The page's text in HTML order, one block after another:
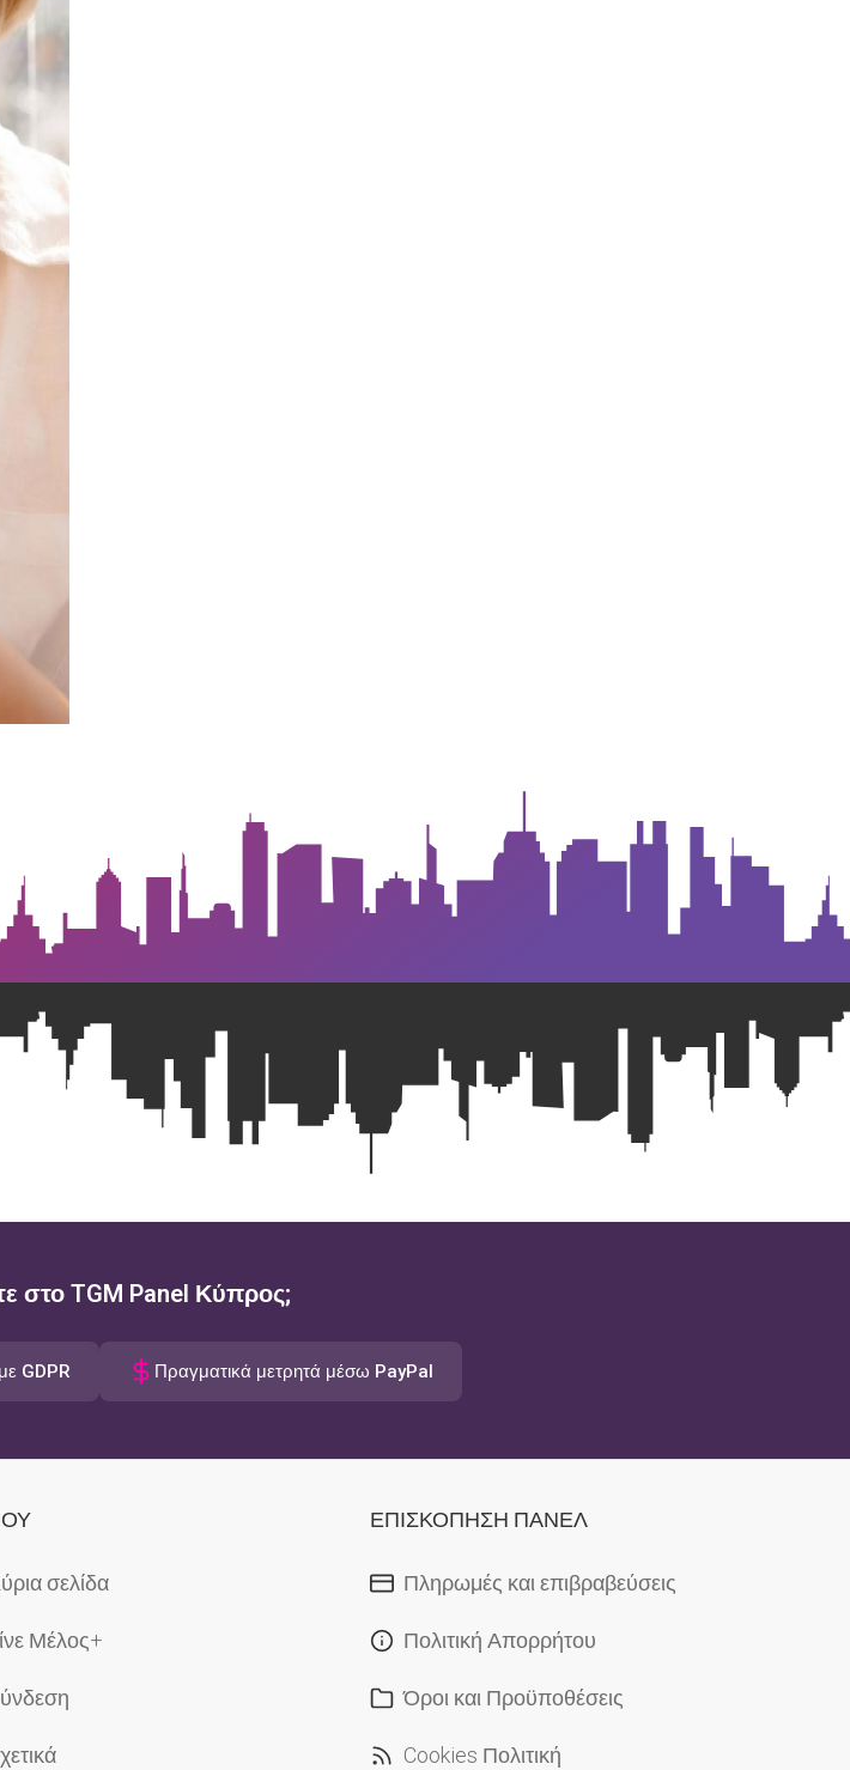
στο TGM Panel Κύπρος;
GDPR Πραγματικά μετρητά μέσω PayPal
σελίδα
Μέλος+
ΕΠΙΣΚΟΠΗΣΗ ΠΑΝΕΛ
Πληρωμές και επιβραβεύσεις
Πολιτική Απορρήτου
Όροι και Προϋποθέσεις
Cookies Πολιτική